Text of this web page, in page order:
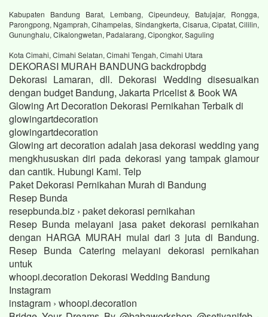
Kabupaten Bandung Barat, Lembang, Cipeundeuy, Batujajar, Rongga,
Parongpong, Ngamprah, Cihampelas, Sindangkerta, Cisarua, Cipatat, Cililin,
Gununghalu, Cikalongwetan, Padalarang, Cipongkor, Saguling
Kota Cimahi, Cimahi Selatan, Cimahi Tengah, Cimahi Utara
DEKORASI MURAH BANDUNG backdropbdg
Dekorasi Lamaran, dll. Dekorasi Wedding disesuaikan
dengan budget Bandung, Jakarta Pricelist & Book WA
Glowing Art Decoration Dekorasi Pernikahan Terbaik di
glowingartdecoration
glowingartdecoration
Glowing art decoration adalah jasa dekorasi wedding yang
mengkhususkan diri pada dekorasi yang tampak glamour
dan cantik. Hubungi Kami. Telp
Paket Dekorasi Pernikahan Murah di Bandung
Resep Bunda
resepbunda.biz › paket dekorasi pernikahan
Resep Bunda melayani jasa paket dekorasi pernikahan
dengan HARGA MURAH mulai dari 3 juta di Bandung.
Resep Bunda Catering melayani dekorasi pernikahan
untuk
whoopi.decoration Dekorasi Wedding Bandung
Instagram
instagram › whoopi.decoration